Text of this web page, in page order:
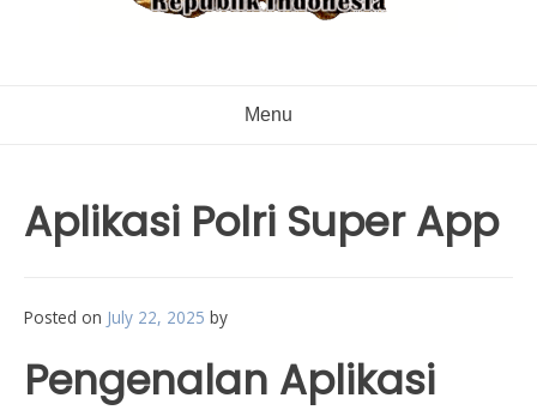
Menu
Aplikasi Polri Super App
Posted on July 22, 2025 by
Pengenalan Aplikasi